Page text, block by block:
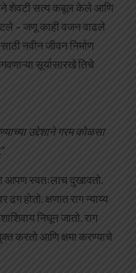
शेवटी सत्य कबूल केले आणि
– जणू काही वजन वाढले
नवीन जीवन निर्माण
सूर्यासारखे तिचे
उद्देशाने गरम कोळसा
आपण स्वतःलाच दुखावतो.
होतो. क्षणात राग न्याय्य
निघून जातो. राग
करतो आणि क्षमा करण्याचे